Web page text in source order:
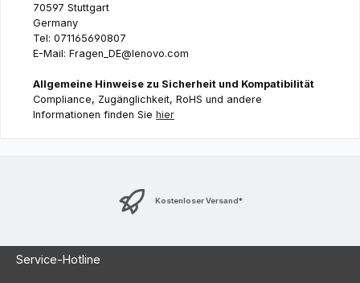
70597 Stuttgart
Germany
Tel: 071165690807
E-Mail: Fragen_DE@lenovo.com
Allgemeine Hinweise zu Sicherheit und Kompatibilität
Compliance, Zugänglichkeit, RoHS und andere
Informationen finden Sie hier
Kostenloser Versand*
Service-Hotline